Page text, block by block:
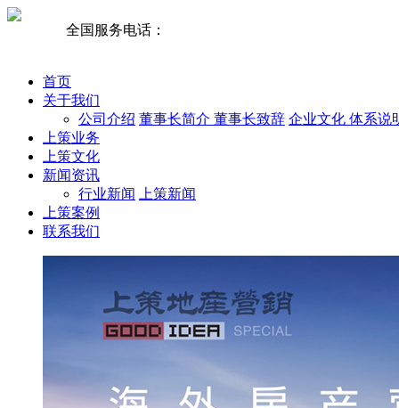
全国服务电话：
首页
关于我们
公司介绍 董事长简介 董事长致辞 企业文化 体系说
上策业务
上策文化
新闻资讯
行业新闻
上策新闻
上策案例
联系我们